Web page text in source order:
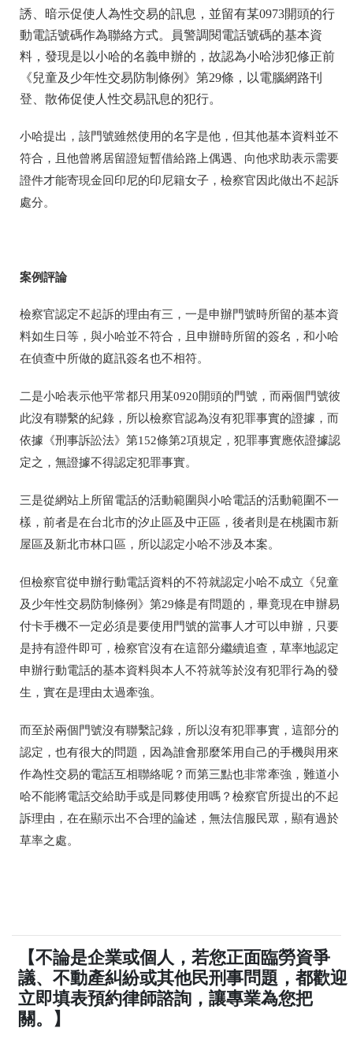
誘、暗示促使人為性交易的訊息，並留有某0973開頭的行
動電話號碼作為聯絡方式。員警調閱電話號碼的基本資
料，發現是以小哈的名義申辦的，故認為小哈涉犯修正前
《兒童及少年性交易防制條例》第29條，以電腦網路刊
登、散佈促使人性交易訊息的犯行。
小哈提出，該門號雖然使用的名字是他，但其他基本資料並不
符合，且他曾將居留證短暫借給路上偶遇、向他求助表示需要
證件才能寄現金回印尼的印尼籍女子，檢察官因此做出不起訴
處分。
案例評論
檢察官認定不起訴的理由有三，一是申辦門號時所留的基本資
料如生日等，與小哈並不符合，且申辦時所留的簽名，和小哈
在偵查中所做的庭訊簽名也不相符。
二是小哈表示他平常都只用某0920開頭的門號，而兩個門號彼
此沒有聯繫的紀錄，所以檢察官認為沒有犯罪事實的證據，而
依據《刑事訴訟法》第152條第2項規定，犯罪事實應依證據認
定之，無證據不得認定犯罪事實。
三是從網站上所留電話的活動範圍與小哈電話的活動範圍不一
樣，前者是在台北市的汐止區及中正區，後者則是在桃園市新
屋區及新北市林口區，所以認定小哈不涉及本案。
但檢察官從申辦行動電話資料的不符就認定小哈不成立《兒童
及少年性交易防制條例》第29條是有問題的，畢竟現在申辦易
付卡手機不一定必須是要使用門號的當事人才可以申辦，只要
是持有證件即可，檢察官沒有在這部分繼續追查，草率地認定
申辦行動電話的基本資料與本人不符就等於沒有犯罪行為的發
生，實在是理由太過牽強。
而至於兩個門號沒有聯繫記錄，所以沒有犯罪事實，這部分的
認定，也有很大的問題，因為誰會那麼笨用自己的手機與用來
作為性交易的電話互相聯絡呢？而第三點也非常牽強，難道小
哈不能將電話交給助手或是同夥使用嗎？檢察官所提出的不起
訴理由，在在顯示出不合理的論述，無法信服民眾，顯有過於
草率之處。
【不論是企業或個人，若您正面臨勞資爭
議、不動產糾紛或其他民刑事問題，都歡迎
立即填表預約律師諮詢，讓專業為您把
關。】